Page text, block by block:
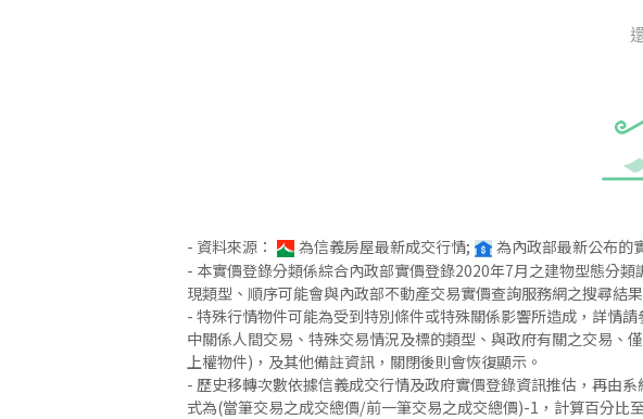
- 資料來源： 為信義房屋最新成交行情; 為內政部最新公布的
- 本實價登錄分類係綜合內政部實價登錄2020年7月之建物型態分
現類型、順序可能會與內政部不動產交易實價查詢服務網之搜尋結
- 特殊行情物件可能為受到特別條件或特殊關係影響所造成，詳情
中關係人間交易、特殊交易情況及標的類型、與政府有關之交易、
上權物件)，及其他備註資訊，關閉後則會恢復顯示。
- 歷史移轉次數依據信義成交行情及政府實價登錄資訊推估，再由
式為(當筆交易之成交總價/前一筆交易之成交總價)-1，計算百分比